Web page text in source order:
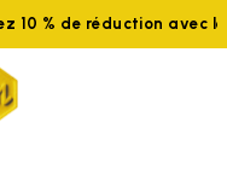
% de réduction avec le